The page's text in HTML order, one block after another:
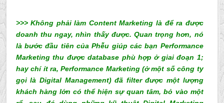
>>> Không phải làm Content Marketing là để ra được
doanh thu ngay, nhìn thấy được. Quan trọng hơn, nó
là bước đầu tiên của Phễu giúp các bạn Performance
Marketing thu được database phù hợp ở giai đoạn 1;
hay chí ít ra, Performance Marketing (ở một số công ty
gọi là Digital Management) đã filter được một lượng
khách hàng lớn có thể hiện sự quan tâm, bỏ vào một